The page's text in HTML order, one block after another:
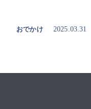
おでかけ 2025.03.31